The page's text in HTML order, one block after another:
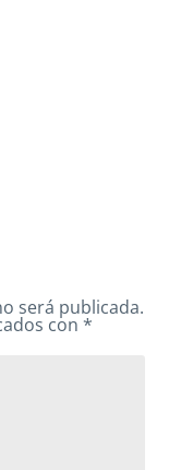
será publicada.
con*